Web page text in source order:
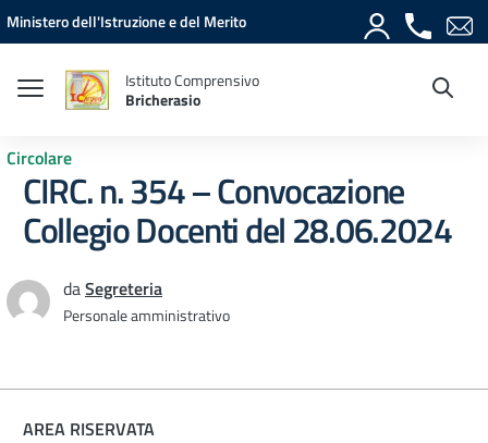
Vai ai contenuti
Vai al menu di navigazione
Vai al footer
Ministero dell'Istruzione e del Merito
Istituto Comprensivo
Bricherasio
Circolare
CIRC. n. 354 – Convocazione
Collegio Docenti del 28.06.2024
daSegreteria
Personale amministrativo
AREA RISERVATA